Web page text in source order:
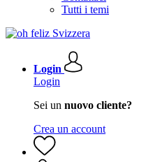
Tutti i temi
Login
Login
Sei un nuovo cliente?
Crea un account